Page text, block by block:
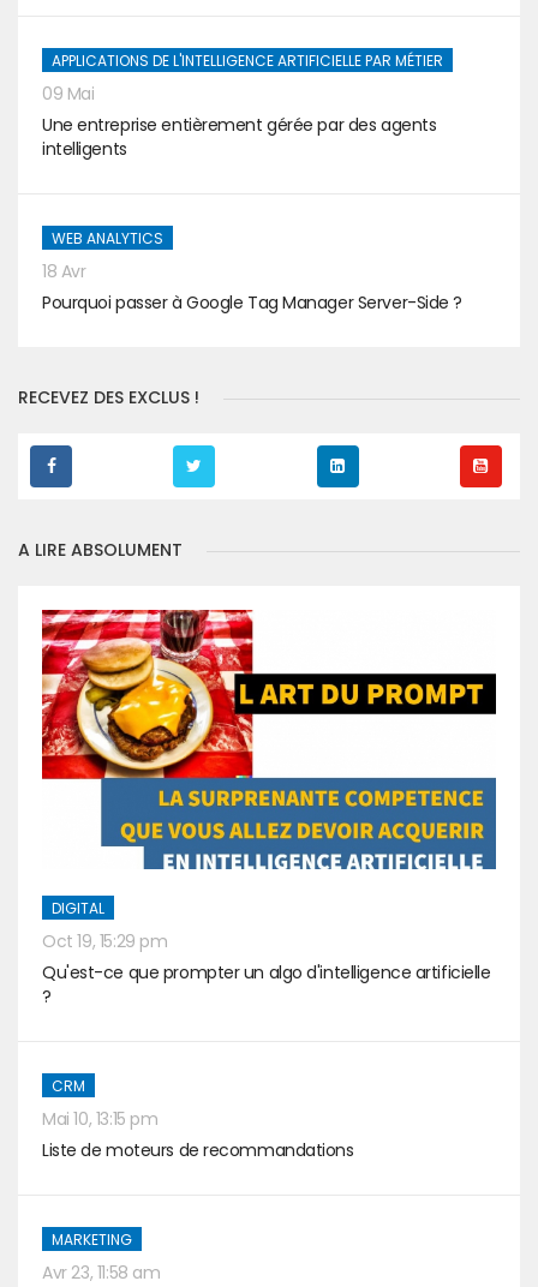
APPLICATIONS DE L'INTELLIGENCE ARTIFICIELLE PAR MÉTIER
09 Mai
Une entreprise entièrement gérée par des agents
intelligents
WEB ANALYTICS
18 Avr
Pourquoi passer à Google Tag Manager Server-Side ?
RECEVEZ DES EXCLUS !
A LIRE ABSOLUMENT
DIGITAL
Oct 19, 15:29 pm
Qu'est-ce que prompter un algo d'intelligence artificielle
?
CRM
Mai 10, 13:15 pm
Liste de moteurs de recommandations
MARKETING
Avr 23, 11:58 am